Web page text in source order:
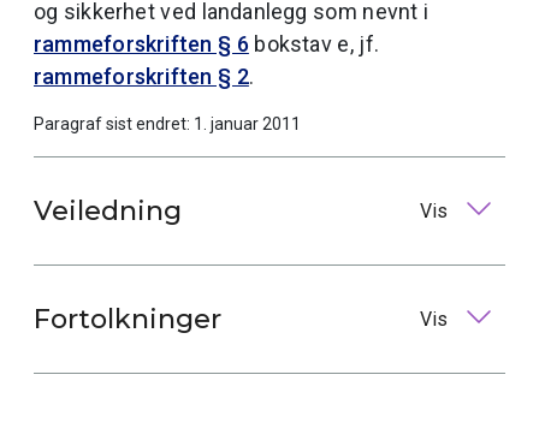
og sikkerhet ved landanlegg som nevnt i
rammeforskriften § 6bokstav e, jf.
rammeforskriften § 2.
Paragraf sist endret: 1. januar 2011
Veiledning Vis
Fortolkninger Vis